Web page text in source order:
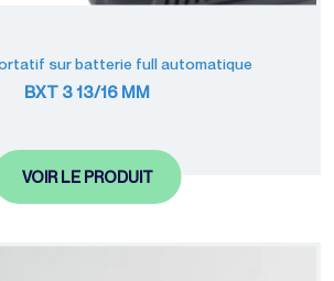
sur batterie full automatique
BXT 3 13/16 MM
VOIR LE PRODUIT